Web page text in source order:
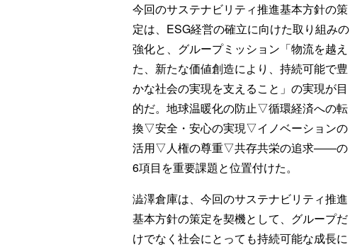
今回のサステナビリティ推進基本方針の策
定は、ESG経営の確立に向けた取り組みの
強化と、グループミッション「物流を越え
た、新たな価値創造により、持続可能で豊
かな社会の実現を支えること」の実現が目
的だ。地球温暖化の防止▽循環経済への転
換▽安全・安心の実現▽イノベーションの
活用▽人権の尊重▽共存共栄の追求――の
6項目を重要課題と位置付けた。
澁澤倉庫は、今回のサステナビリティ推進
基本方針の策定を契機として、グループだ
けでなく社会にとっても持続可能な成長に